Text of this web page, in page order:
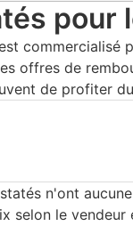
pour
commercialisé
offres de
de profiter
n'ont
selon le vendeur